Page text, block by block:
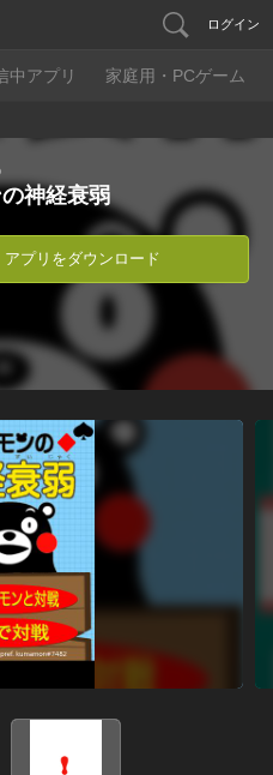
ログイン
中アプリ 家庭用・PCゲーム
神経衰弱
アプリをダウンロード